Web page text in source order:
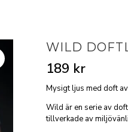
WILD
189 kr
Mysigt ljus med doft
Wild är en serie av
tillverkade av